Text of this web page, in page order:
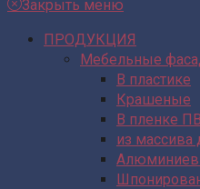
Закрыть меню
ПРОДУКЦИЯ
Мебельные
В пластике
Крашеные
В пленке
из массива